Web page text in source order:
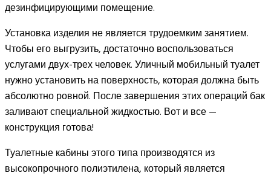
дезинфицирующими помещение.
Установка изделия не является трудоемким занятием.
Чтобы его выгрузить, достаточно воспользоваться
услугами двух-трех человек. Уличный мобильный туалет
нужно установить на поверхность, которая должна быть
абсолютно ровной. После завершения этих операций бак
заливают специальной жидкостью. Вот и все —
конструкция готова!
Туалетные кабины этого типа производятся из
высокопрочного полиэтилена, который является